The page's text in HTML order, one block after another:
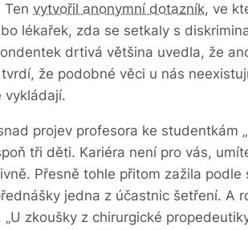
Ten vytvořil anonymní dotazník, ve
lékařek, zda se setkaly s
drtivá většina uvedla, že
že podobné věci u nás
vykládají.
projev profesora ke studentkám
tři děti. Kariéra není pro vás,
Přesně tohle přitom zažila podle
jedna z účastnic šetření. A
„U zkoušky z chirurgické